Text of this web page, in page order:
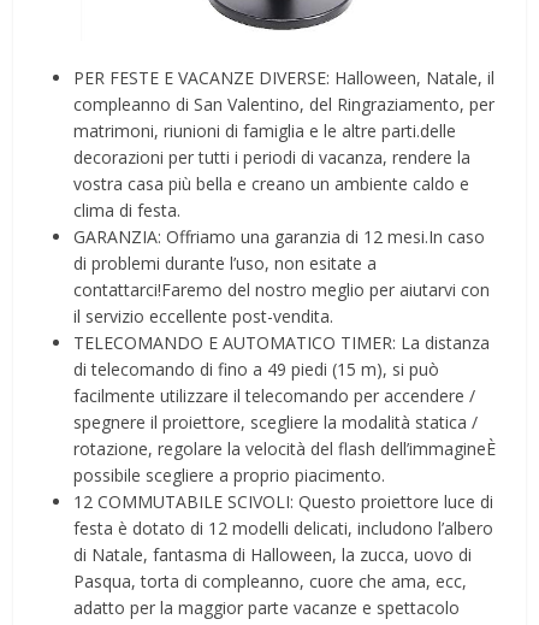
PER FESTE E VACANZE DIVERSE: Halloween, Natale, il
compleanno di San Valentino, del Ringraziamento, per
matrimoni, riunioni di famiglia e le altre parti.delle
decorazioni per tutti i periodi di vacanza, rendere la
vostra casa più bella e creano un ambiente caldo e
clima di festa.
GARANZIA: Offriamo una garanzia di 12 mesi.In caso
di problemi durante l’uso, non esitate a
contattarci!Faremo del nostro meglio per aiutarvi con
il servizio eccellente post-vendita.
TELECOMANDO E AUTOMATICO TIMER: La distanza
di telecomando di fino a 49 piedi (15 m), si può
facilmente utilizzare il telecomando per accendere /
spegnere il proiettore, scegliere la modalità statica /
rotazione, regolare la velocità del flash dell’immagineÈ
possibile scegliere a proprio piacimento.
12 COMMUTABILE SCIVOLI: Questo proiettore luce di
festa è dotato di 12 modelli delicati, includono l’albero
di Natale, fantasma di Halloween, la zucca, uovo di
Pasqua, torta di compleanno, cuore che ama, ecc,
adatto per la maggior parte vacanze e spettacolo